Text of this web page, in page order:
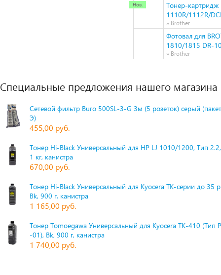
Тонер-картридж
1110R/1112R/
» Brother
Фотовал для
1810/1815 DR-
» Brother
Специальные предложения нашего магазина
Сетевой фильтр Buro 500SL-3-G 3м (5 розеток) серый
Э)
455,00 руб.
Тонер Hi-Black Универсальный для HP LJ 1010/1200, Тип
1 кг, канистра
670,00 руб.
Тонер Hi-Black Универсальный для Kyocera TK-серии до 35
Bk, 900 г, канистра
1 165,00 руб.
Тонер Tomoegawa Универсальный для Kyocera TK-410 (Тип
-01), Bk, 900 г, канистра
1 740,00 руб.